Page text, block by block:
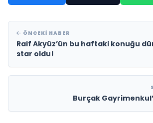
ÖNCEKI HABER
Raif Akyüz’ün bu haftaki konuğu
star oldu!
Burçak